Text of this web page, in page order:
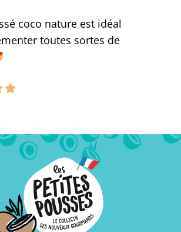
coco nature est idéal
toutes sortes de